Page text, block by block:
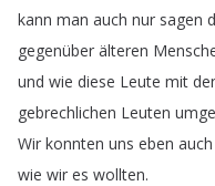
kann man auch nur sagen
gegenüber älteren
und wie diese Leute mit
gebrechlichen Leuten
Wir konnten uns eben auch
wie wir es wollten.